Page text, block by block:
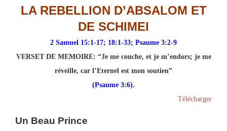
LA REBELLION D’ABSALOM ET
DE SCHIMEI
2 Samuel 15:1-17; 18:1-33; Psaume 3:2-9
VERSET DE MEMOIRE: “Je me couche, et je m’endors; je me
réveille, car l’Eternel est mon soutien”
(Psaume 3:6).
Télécharger
Un Beau Prince